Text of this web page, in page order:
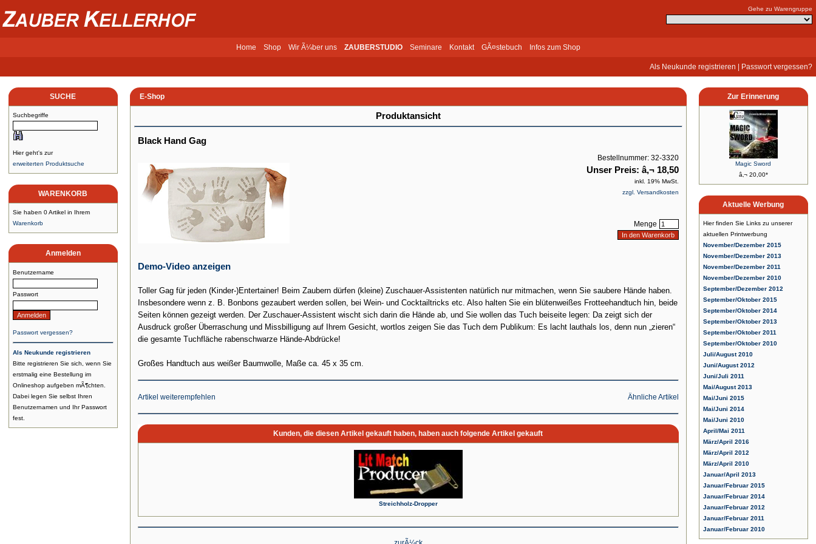
Gehe zu Warengruppe
Home Shop Wir Ã¼ber uns ZAUBERSTUDIO Seminare Kontakt GÃ¤stebuch Infos zum Shop
Als Neukunde registrieren Passwort vergessen?
SUCHE
Suchbegriffe
Hier geht's zur
erweiterten Produktsuche
WARENKORB
Sie haben 0 Artikel in Ihrem
Warenkorb
Anmelden
Benutzername
Passwort
Passwort vergessen?
Als Neukunde registrieren
Bitte registrieren Sie sich, wenn Sie
erstmalig eine Bestellung im
Onlineshop aufgeben mÃ¶chten.
Dabei legen Sie selbst Ihren
Benutzernamen und Ihr Passwort
fest.
E-Shop
Produktansicht
Black Hand Gag
Bestellnummer: 32-3320
Unser Preis: â‚¬ 18,50
inkl. 19% MwSt.
zzgl. Versandkosten
Menge
Demo-Video anzeigen
Toller Gag für jeden (Kinder-)Entertainer! Beim Zaubern dürfen (kleine) Zuschauer-Assistenten natürlich nur mitmachen, wenn Sie saubere Hände haben.
Insbesondere wenn z. B. Bonbons gezaubert werden sollen, bei Wein- und Cocktailtricks etc. Also halten Sie ein blütenweißes Frotteehandtuch hin, beide
Seiten können gezeigt werden. Der Zuschauer-Assistent wischt sich darin die Hände ab, und Sie wollen das Tuch beiseite legen: Da zeigt sich der
Ausdruck großer Überraschung und Missbilligung auf Ihrem Gesicht, wortlos zeigen Sie das Tuch dem Publikum: Es lacht lauthals los, denn nun „zieren“
die gesamte Tuchfläche rabenschwarze Hände-Abdrücke!
Großes Handtuch aus weißer Baumwolle, Maße ca. 45 x 35 cm.
Artikel weiterempfehlen Ähnliche Artikel
Kunden, die diesen Artikel gekauft haben, haben auch folgende Artikel gekauft
Streichholz-Dropper
Zur Erinnerung
Magic Sword
â‚¬ 20,00*
Aktuelle Werbung
Hier finden Sie Links zu unserer
aktuellen Printwerbung
November/Dezember 2015
November/Dezember 2013
November/Dezember 2011
November/Dezember 2010
September/Dezember 2012
September/Oktober 2015
September/Oktober 2014
September/Oktober 2013
September/Oktober 2011
September/Oktober 2010
Juli/August 2010
Juni/August 2012
Juni/Juli 2011
Mai/August 2013
Mai/Juni 2015
Mai/Juni 2014
Mai/Juni 2010
April/Mai 2011
März/April 2016
März/April 2012
März/April 2010
Januar/April 2013
Januar/Februar 2015
Januar/Februar 2014
Januar/Februar 2012
Januar/Februar 2011
Januar/Februar 2010